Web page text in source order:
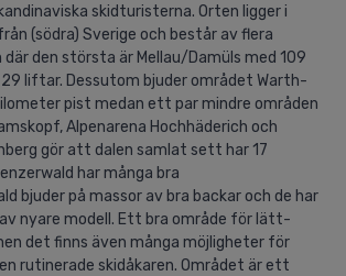
skidturisterna. Orten ligger i
(södra) Sverige och består av flera
den största är Mellau/Damüls med 109
liftar. Dessutom bjuder området Warth-
pist medan ett par mindre områden
Alpenarena Hochhäderich och
gör att dalen samlat sett har 17
har många bra
bjuder på massor av bra backar och de har
nyare modell. Ett bra område för lätt-
det finns även många möjligheter för
rutinerade skidåkaren. Området är ett